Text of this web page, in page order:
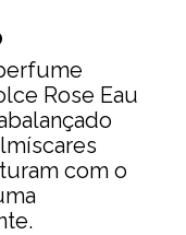
Rose Eau
com o